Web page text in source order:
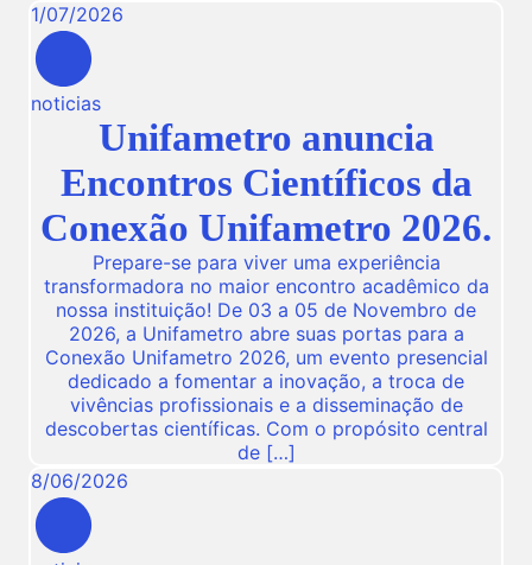
1/07/2026
noticias
Unifametro anuncia
Encontros Científicos da
Conexão Unifametro 2026.
Prepare-se para viver uma experiência
transformadora no maior encontro acadêmico da
nossa instituição! De 03 a 05 de Novembro de
2026, a Unifametro abre suas portas para a
Conexão Unifametro 2026, um evento presencial
dedicado a fomentar a inovação, a troca de
vivências profissionais e a disseminação de
descobertas científicas. Com o propósito central
de […]
8/06/2026